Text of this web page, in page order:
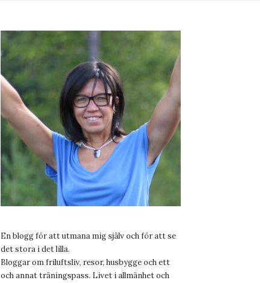
En blogg för att utmana mig själv och för att se
det stora i det lilla.
Bloggar om friluftsliv, resor, husbygge och ett
och annat träningspass. Livet i allmänhet och